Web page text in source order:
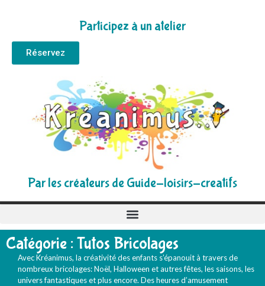
Participez à un atelier
Réservez
Par les créateurs de Guide-loisirs-creatifs
Catégorie : Tutos Bricolages
Avec Kréanimus, la créativité des enfants s’épanouit à travers de
nombreux bricolages: Noël, Halloween et autres fêtes, les saisons, les
univers fantastiques et plus encore. Des heures d’amusement